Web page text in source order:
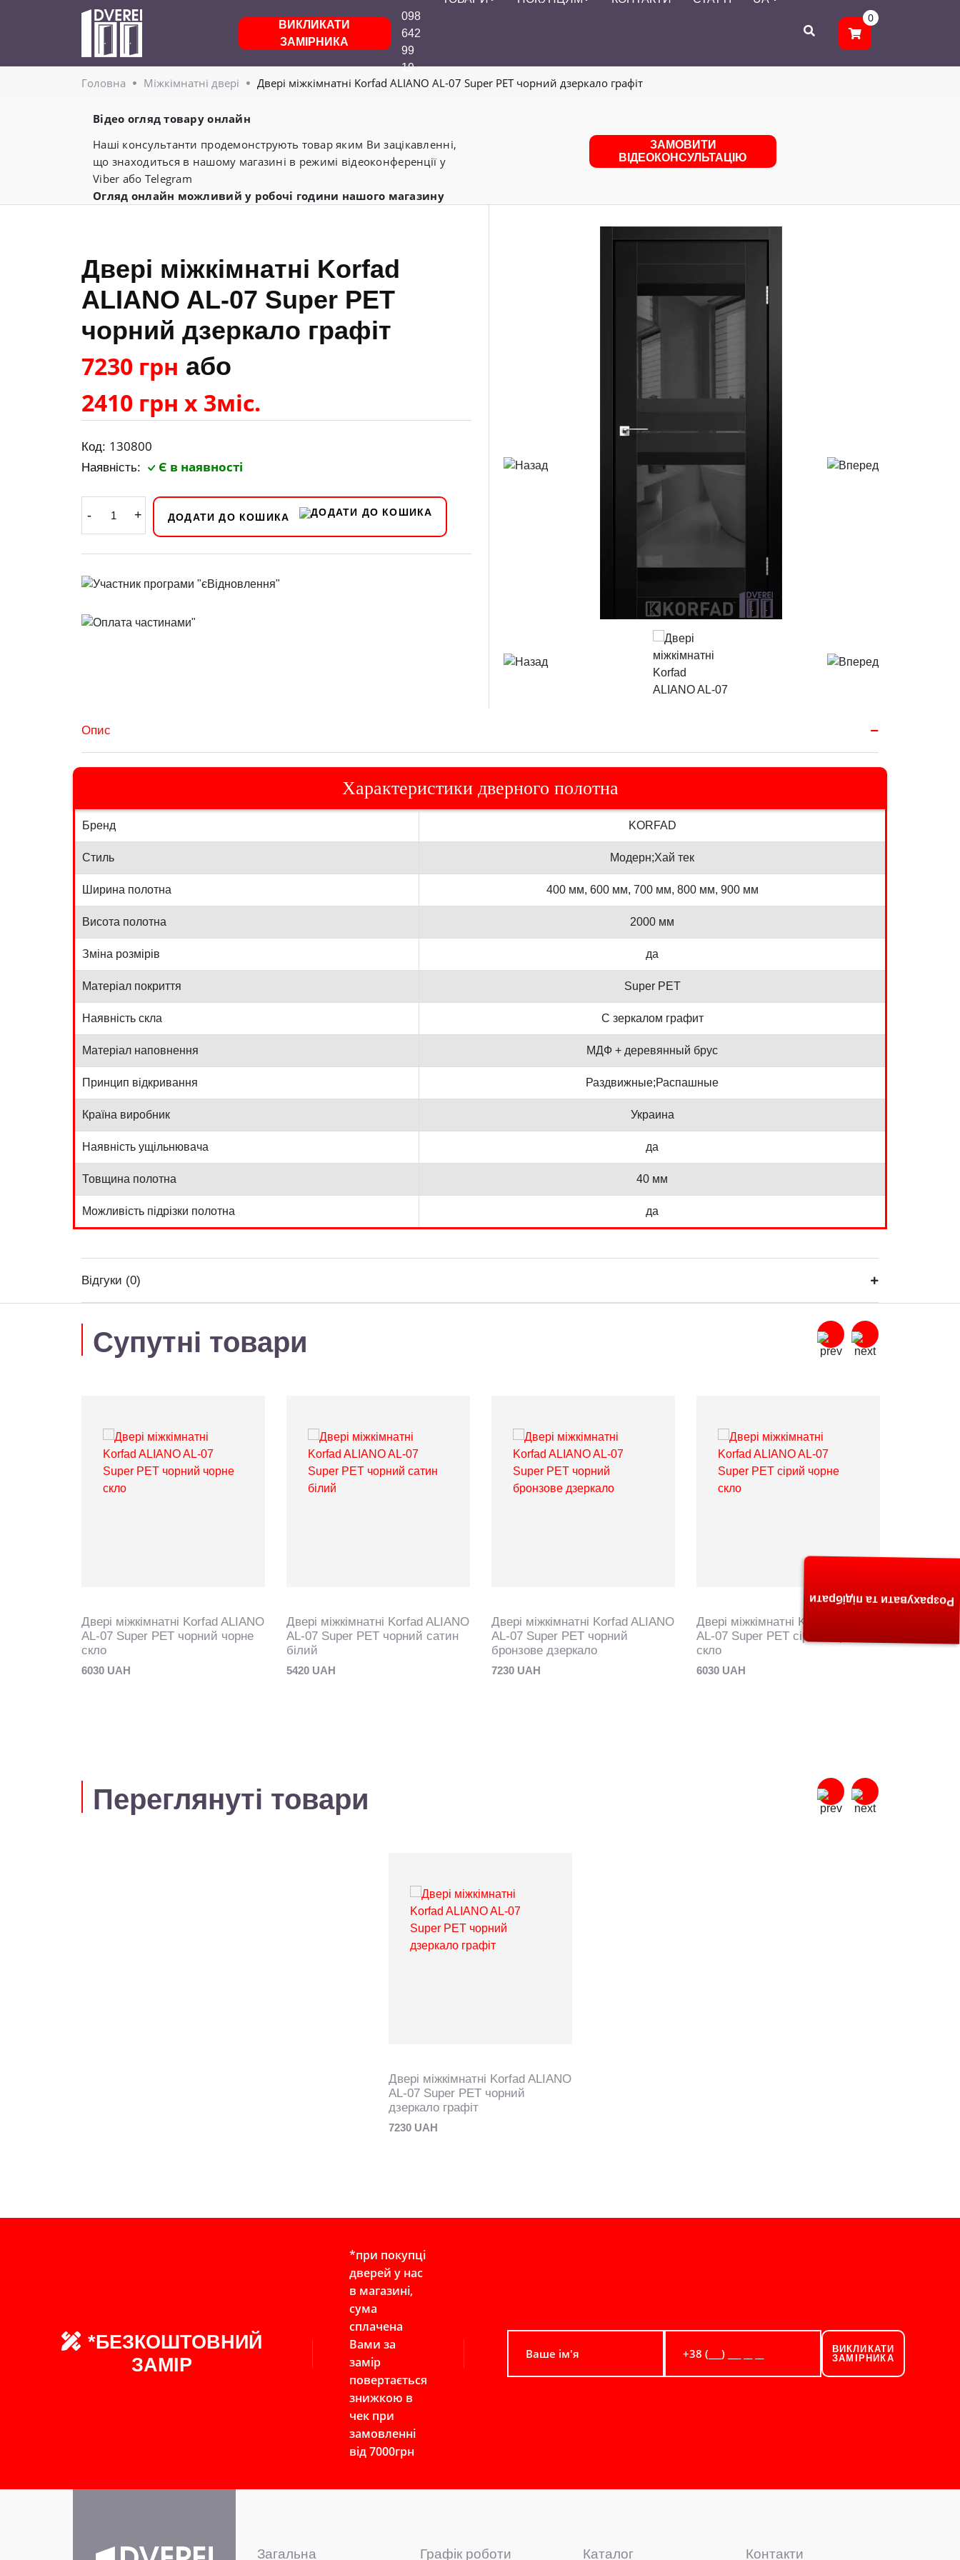
ВИКЛИКАТИ
ЗАМІРНИКА
098
642
99
19
0
Головнa Міжкімнатні двері Двері міжкімнатні Korfad ALIANO AL-07 Super PET чорний дзеркало графіт
Відео огляд товару онлайн
Наші консультанти продемонструють товар яким Ви зацікавленні,
що знаходиться в нашому магазині в режимі відеоконференції у
Viber або Telegram
Огляд онлайн можливий у робочі години нашого магазину
ЗАМОВИТИ
ВІДЕОКОНСУЛЬТАЦІЮ
Двері міжкімнатні Korfad
ALIANO AL-07 Super PET
чорний дзеркало графіт
7230 грн або
2410 грн х 3міс.
Код: 130800
Наявність: Є в наявності
- + ДОДАТИ ДО КОШИКА
Опис
Характеристики дверного полотна
Бренд KORFAD
Стиль Модерн;Хай тек
Ширина полотна 400 мм, 600 мм, 700 мм, 800 мм, 900 мм
Висота полотна 2000 мм
Зміна розмірів да
Матеріал покриття Super PET
Наявність скла С зеркалом графит
Матеріал наповнення МДФ + деревянный брус
Принцип відкривання Раздвижные;Распашные
Країна виробник Украина
Наявність ущільнювача да
Товщина полотна 40 мм
Можливість підрізки полотна да
Відгуки (0)
Супутні товари
Двері міжкімнатні Korfad ALIANO
AL-07 Super PET чорний чорне
скло
6030 UAH
Двері міжкімнатні Korfad ALIANO
AL-07 Super PET чорний сатин
білий
5420 UAH
Двері міжкімнатні Korfad ALIANO
AL-07 Super PET чорний
бронзове дзеркало
7230 UAH
Двері міжкімнатні Korfad ALIANO
AL-07 Super PET сірий чорне
скло
6030 UAH
Двері
AL-07
білий
Переглянуті товари
Двері міжкімнатні Korfad ALIANO
AL-07 Super PET чорний
дзеркало графіт
7230 UAH
*БЕЗКОШТОВНИЙ
ЗАМІР
*при покупці
дверей у нас
в магазині,
сума
сплачена
Вами за
замір
повертається
знижкою в
чек при
замовленні
від 7000грн
ВИКЛИКАТИ
ЗАМІРНИКА
Загальна Графік роботи Каталог Контакти
Розрахувати та підібрати